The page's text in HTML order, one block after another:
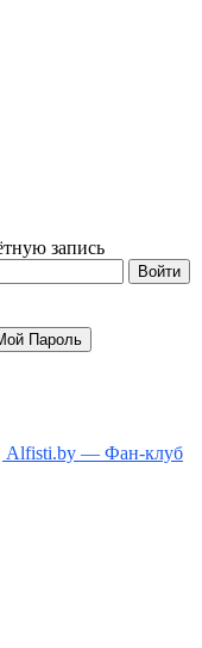
запись
Alfisti.by — Фан-клуб